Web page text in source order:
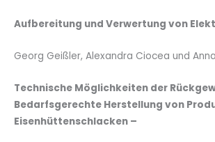
Aufbereitung und Verwertung von
Georg Geißler, Alexandra Ciocea und
Technische Möglichkeiten der
Bedarfsgerechte Herstellung von
Eisenhüttenschlacken –